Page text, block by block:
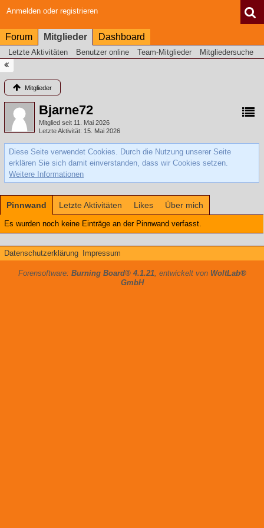
Anmelden oder registrieren
Forum Mitglieder Dashboard
Letzte Aktivitäten Benutzer online Team-Mitglieder Mitgliedersuche
Mitglieder
Bjarne72
Mitglied seit 11. Mai 2026
Letzte Aktivität 15. Mai 2026
Diese Seite verwendet Cookies. Durch die Nutzung unserer Seite
erklären Sie sich damit einverstanden, dass wir Cookies setzen.
Weitere Informationen
Pinnwand Letzte Aktivitäten Likes Über mich
Es wurden noch keine Einträge an der Pinnwand verfasst.
Datenschutzerklärung Impressum
Forensoftware: Burning Board® 4.1.21, entwickelt von WoltLab®
GmbH